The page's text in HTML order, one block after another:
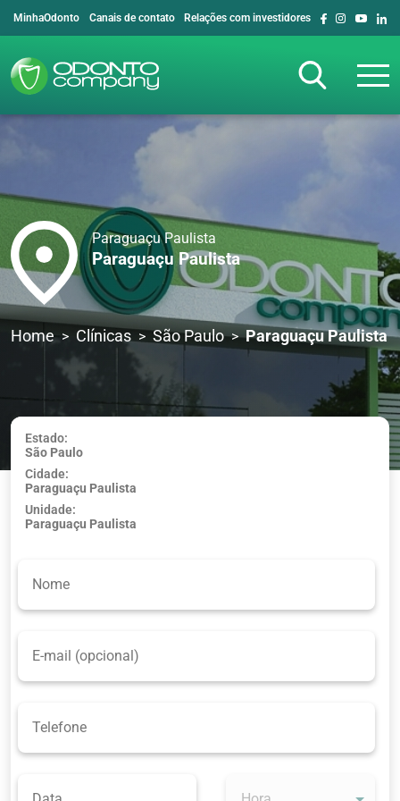
MinhaOdonto Canais de contato Relações com investidores
Paraguaçu Paulista
Paraguaçu Paulista
Home Clínicas São Paulo Paraguaçu Paulista
Usar minha
localização
Estado:
São Paulo
Cidade:
Paraguaçu Paulista
Unidade:
Paraguaçu Paulista